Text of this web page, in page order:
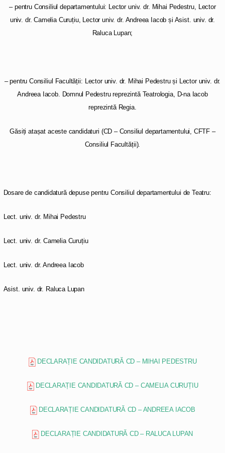
– pentru Consiliul departamentului: Lector univ. dr. Mihai Pedestru, Lector
univ. dr. Camelia Curuțiu, Lector univ. dr. Andreea Iacob și Asist. univ. dr.
Raluca Lupan;
– pentru Consiliul Facultății: Lector univ. dr. Mihai Pedestru și Lector univ. dr.
Andreea Iacob. Domnul Pedestru reprezintă Teatrologia, D-na Iacob
reprezintă Regia.
Găsiți atașat aceste candidaturi (CD – Consiliul departamentului, CFTF –
Consiliul Facultății).
Dosare de candidatură depuse pentru Consiliul departamentului de Teatru:
Lect. univ. dr. Mihai Pedestru
Lect. univ. dr. Camelia Curuțiu
Lect. univ. dr. Andreea Iacob
Asist. univ. dr. Raluca Lupan
DECLARAȚIE CANDIDATURĂ CD – MIHAI PEDESTRU
DECLARAȚIE CANDIDATURĂ CD – CAMELIA CURUȚIU
DECLARAȚIE CANDIDATURĂ CD – ANDREEA IACOB
DECLARAȚIE CANDIDATURĂ CD – RALUCA LUPAN